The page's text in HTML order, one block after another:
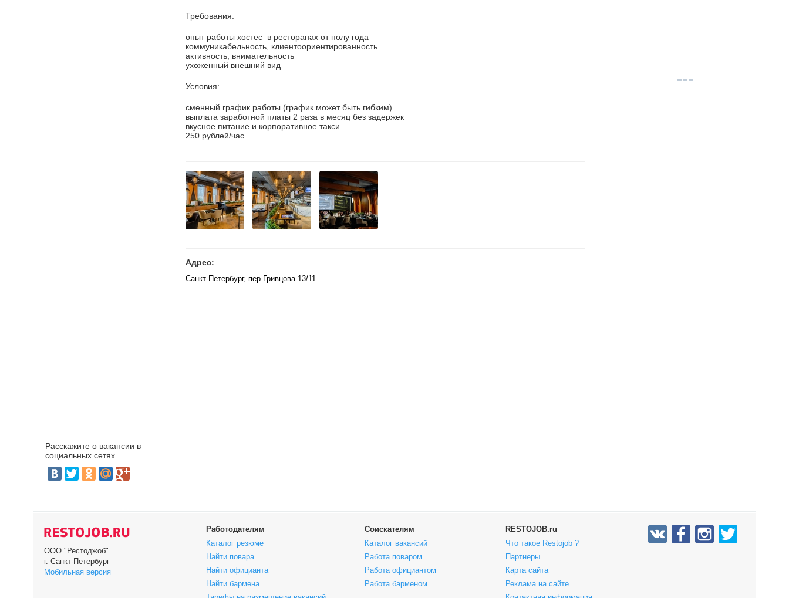
Требования:
опыт работы хостес в ресторанах от полу года
коммуникабельность, клиентоориентированность
активность, внимательность
ухоженный внешний вид
Условия:
сменный график работы (график может быть гибким)
выплата заработной платы 2 раза в месяц без задержек
вкусное питание и корпоративное такси
250 рублей/час
Адрес:
Санкт-Петербург, пер.Гривцова 13/11
Расскажите о вакансии в
социальных сетях
ООО "Рестоджоб"
г. Санкт-Петербург
Мобильная версия
Работодателям
Каталог резюме
Найти повара
Найти официанта
Найти бармена
Соискателям
Каталог вакансий
Работа поваром
Работа официантом
Работа барменом
RESTOJOB.ru
Что такое Restojob ?
Партнеры
Карта сайта
Реклама на сайте